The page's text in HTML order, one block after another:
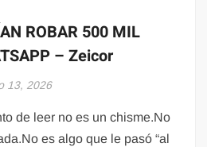
ROBAR 500 MIL
– Zeicor
13, 2026
de leer no es un chisme.No
es algo que le pasó “al